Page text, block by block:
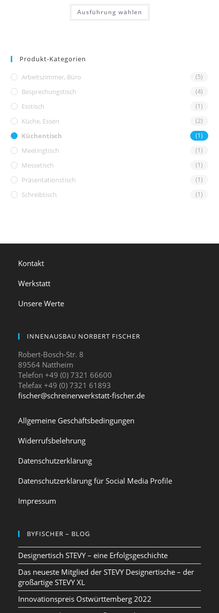
Ausführung wählen
Produkt-Kategorien
Arbeitszimmer, Büro (5)
Besprechungstisch (4)
Esstisch (1)
Küche, Essen (2)
Küchentisch (1)
Meetingtisch (1)
Messetisch (1)
Präsentationstisch (1)
Schreibtisch (1)
Kontakt
Werkstatt
Unsere Werte
INNENAUSBAU NORBERT FISCHER
Robert-Bosch-Str. 8
89564 Nattheim
Telefon +49 (0) 7321 66600
Telefax +49 (0) 7321 61893
fischer@schreinerwerkstatt-fischer.de
Allgemeine Geschäftsbedingungen
Widerrufsbelehrung
Datenschutzerklärung
Datenschutzerklärung für Social Media Profile
Impressum
BYFISCHER – BLOG
Designertisch STEVY – eine Erfolgsgeschichte
Das neueste Mitglied der STEVY Designertische – der
großartige STEVY XL
Innovationspreis Ostwürttemberg 2022